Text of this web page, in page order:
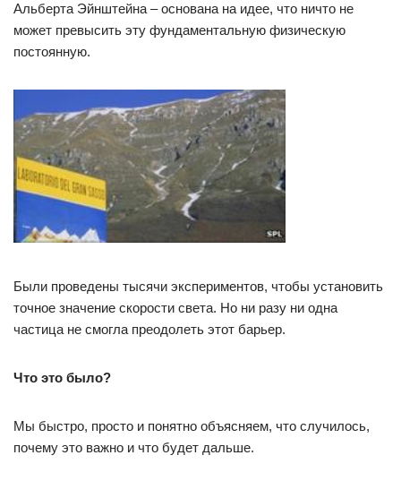
Альберта Эйнштейна – основана на идее, что ничто не
может превысить эту фундаментальную физическую
постоянную.
Были проведены тысячи экспериментов, чтобы установить
точное значение скорости света. Но ни разу ни одна
частица не смогла преодолеть этот барьер.
Что это было?
Мы быстро, просто и понятно объясняем, что случилось,
почему это важно и что будет дальше.